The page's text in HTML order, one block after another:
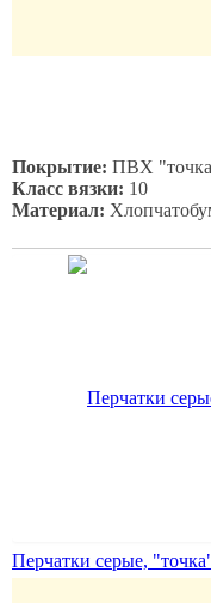
Покрытие: ПВХ
Класс вязки: 10
Материал:
Перчатки серые,